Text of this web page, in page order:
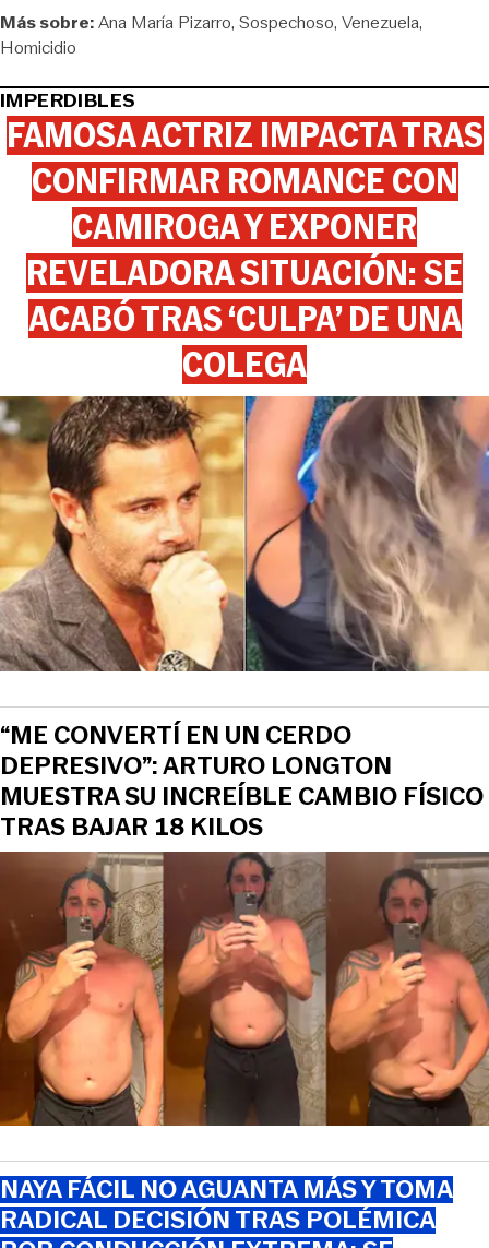
Más sobre:Ana María Pizarro Sospechoso Venezuela
Homicidio
IMPERDIBLES
FAMOSA ACTRIZ IMPACTA TRAS
CONFIRMAR ROMANCE CON
CAMIROGA Y EXPONER
REVELADORA SITUACIÓN: SE
ACABÓ TRAS ‘CULPA’ DE UNA
COLEGA
“ME CONVERTÍ EN UN CERDO
DEPRESIVO”: ARTURO LONGTON
MUESTRA SU INCREÍBLE CAMBIO FÍSICO
TRAS BAJAR 18 KILOS
NAYA FÁCIL NO AGUANTA MÁS Y TOMA
RADICAL DECISIÓN TRAS POLÉMICA